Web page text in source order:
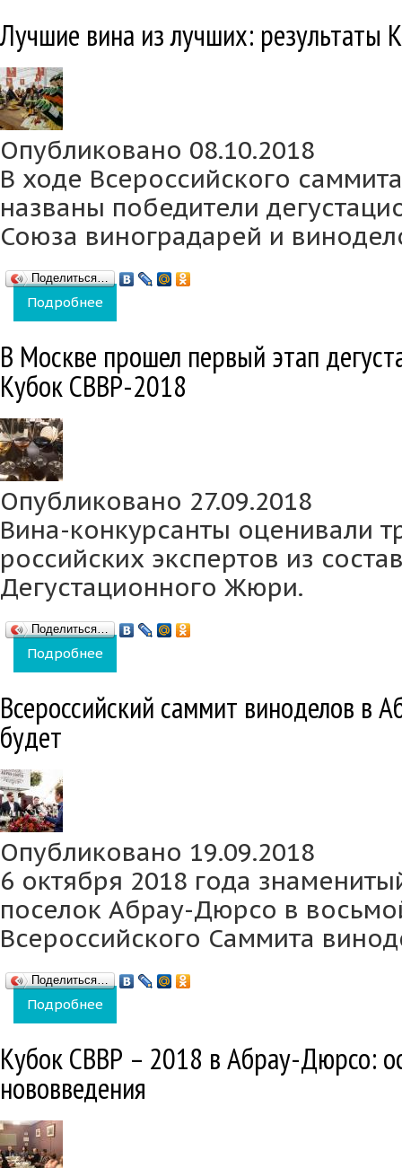
Лучшие вина из лучших: результаты
Опубликовано 08.10.2018
В ходе Всероссийского
названы победители
Союза виноградарей и
Поделиться…
Подробнее
В Москве прошел первый этап
Кубок СВВР-2018
Опубликовано 27.09.2018
Вина-конкурсанты оценивали
российских экспертов из
Дегустационного Жюри.
Поделиться…
Подробнее
Всероссийский саммит виноделов в
будет
Опубликовано 19.09.2018
6 октября 2018 года
поселок Абрау-Дюрсо в
Всероссийского Саммита
Поделиться…
Подробнее
Кубок СВВР – 2018 в Абрау-Дюрсо:
нововведения